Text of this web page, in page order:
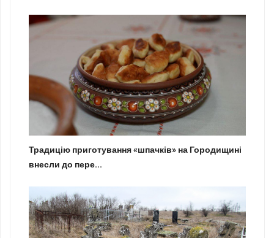
Традицію приготування «шпачків» на Городищині
внесли до пере...